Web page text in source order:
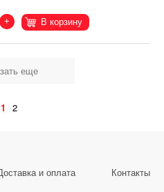
+ В корзину
еще
1 2
и оплата Контакты